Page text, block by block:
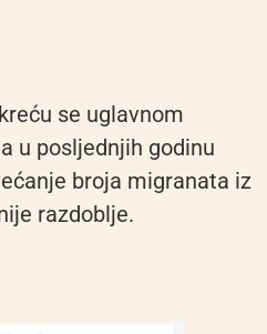
se uglavnom
u posljednjih godinu
broja migranata iz
razdoblje.